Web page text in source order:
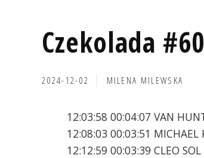
Czekolada
2024-12-02 MILENA MILEWSKA
12:03:58 00:04:07 VAN
12:08:03 00:03:51 MICHAEL
12:12:59 00:03:39 CLEO SOL